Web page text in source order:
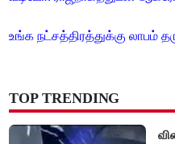
உங்க நட்சத்திரத்துக்கு லாபம்
TOP TRENDING